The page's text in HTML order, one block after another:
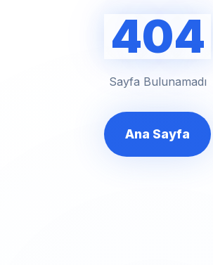
404
Sayfa Bulunamadı
Ana Sayfa